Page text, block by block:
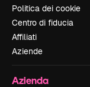
Politica dei cookie
Centro di fiducia
Affiliati
Aziende
Azienda